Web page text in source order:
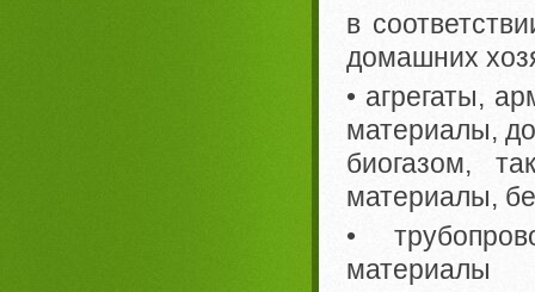
в
домашних
• агрегаты,
материалы,
биогазом,
материалы,
•
материалы